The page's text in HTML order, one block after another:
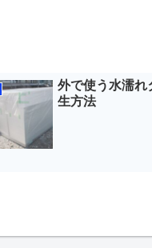
外で使う水濡れ
生方法